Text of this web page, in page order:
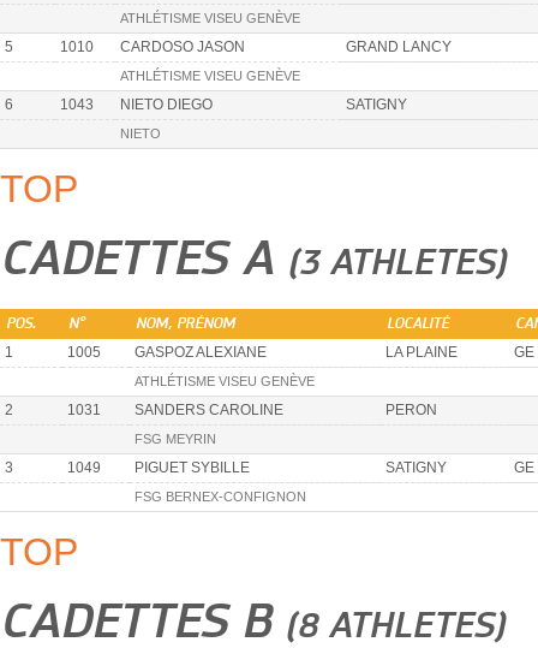
ATHLÉTISME VISEU GENÈVE
5 1010 CARDOSO JASON GRAND LANCY
ATHLÉTISME VISEU GENÈVE
6 1043 NIETO DIEGO SATIGNY
NIETO
TOP
CADETTES A (3 ATHLETES)
POS. N° NOM, PRÉNOM LOCALITÉ
1 1005 GASPOZ ALEXIANE LA PLAINE GE
ATHLÉTISME VISEU GENÈVE
2 1031 SANDERS CAROLINE PERON
FSG MEYRIN
3 1049 PIGUET SYBILLE SATIGNY GE
FSG BERNEX-CONFIGNON
TOP
CADETTES B (8 ATHLETES)